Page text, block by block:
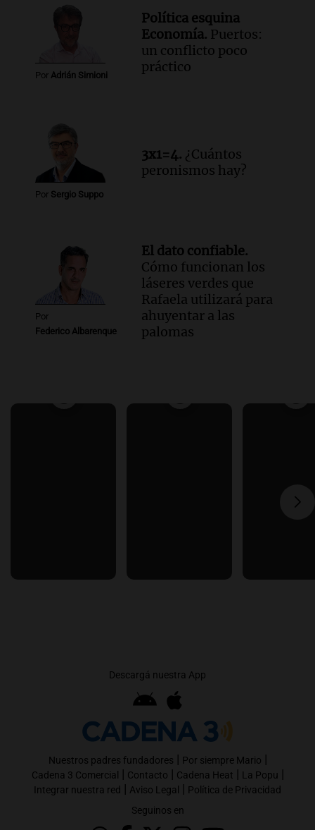
Por Adrián Simioni
Política esquina
Economía. Puertos:
un conflicto poco
práctico
Por Sergio Suppo
3x1=4. ¿Cuántos
peronismos hay?
Por
Federico Albarenque
El dato confiable.
Cómo funcionan los
láseres verdes que
Rafaela utilizará para
ahuyentar a las
palomas
Descargá nuestra App
Nuestros padres fundadores | Por siempre Mario |
Cadena 3 Comercial | Contacto | Cadena Heat | La Popu |
Integrar nuestra red | Aviso Legal | Política de Privacidad
Seguinos en